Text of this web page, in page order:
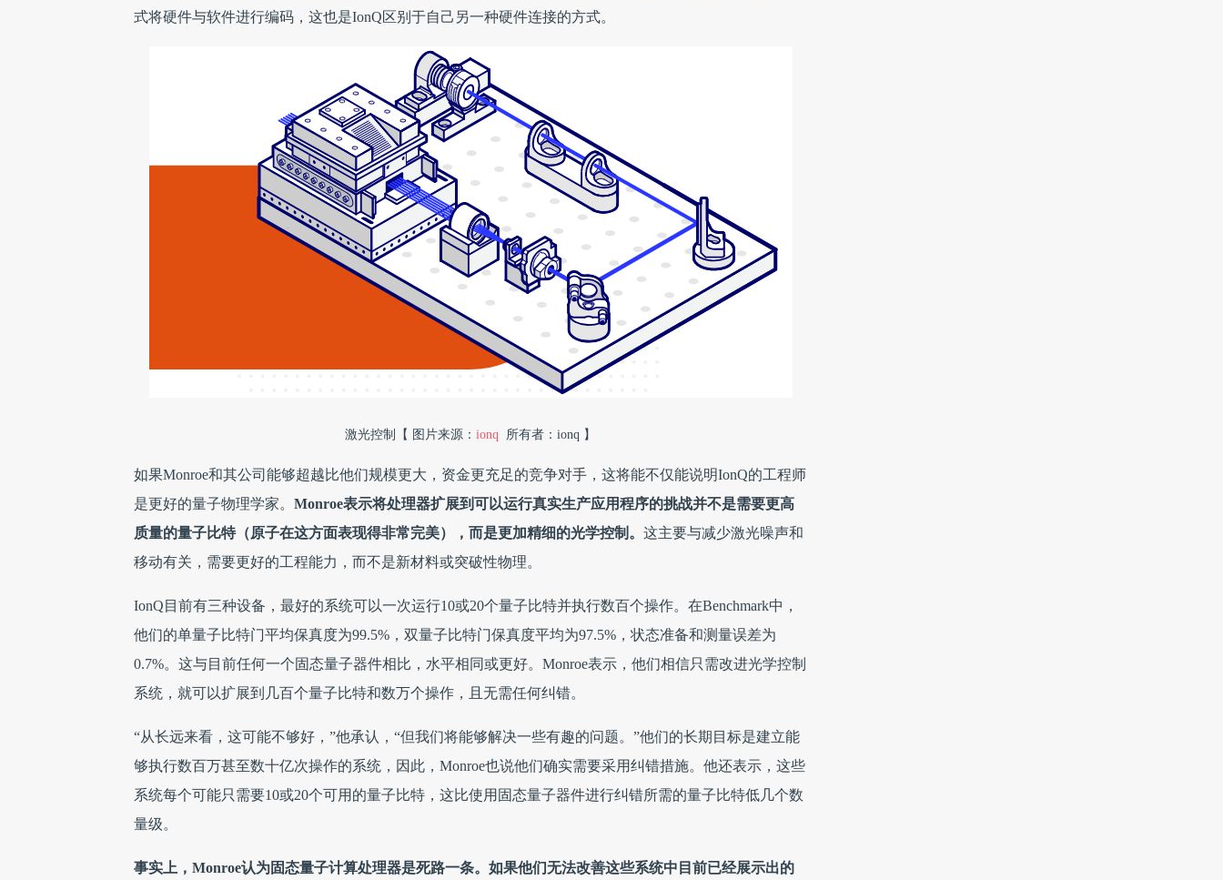
式将硬件与软件进行编码，这也是IonQ区别于自己另一种硬件连接的方式。
激光控制【 图片来源： ionq 所有者：ionq 】
如果Monroe和其公司能够超越比他们规模更大，资金更充足的竞争对手，这将能不仅能说明IonQ的工程师
是更好的量子物理学家。 Monroe表示将处理器扩展到可以运行真实生产应用程序的挑战并不是需要更高
质量的量子比特（原子在这方面表现得非常完美），而是更加精细的光学控制。 这主要与减少激光噪声和
移动有关，需要更好的工程能力，而不是新材料或突破性物理。
IonQ目前有三种设备，最好的系统可以一次运行10或20个量子比特并执行数百个操作。在Benchmark中，
他们的单量子比特门平均保真度为99.5%，双量子比特门保真度平均为97.5%，状态准备和测量误差为
0.7%。这与目前任何一个固态量子器件相比，水平相同或更好。Monroe表示，他们相信只需改进光学控制
系统，就可以扩展到几百个量子比特和数万个操作，且无需任何纠错。
“从长远来看，这可能不够好，”他承认，“但我们将能够解决一些有趣的问题。”他们的长期目标是建立能
够执行数百万甚至数十亿次操作的系统，因此，Monroe也说他们确实需要采用纠错措施。他还表示，这些
系统每个可能只需要10或20个可用的量子比特，这比使用固态量子器件进行纠错所需的量子比特低几个数
量级。
事实上，Monroe认为固态量子计算处理器是死路一条。如果他们无法改善这些系统中目前已经展示出的